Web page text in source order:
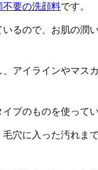
不要の洗顔料です。
るので、お肌の潤
、アイラインやマス
プのものを使って
穴に入った汚れま